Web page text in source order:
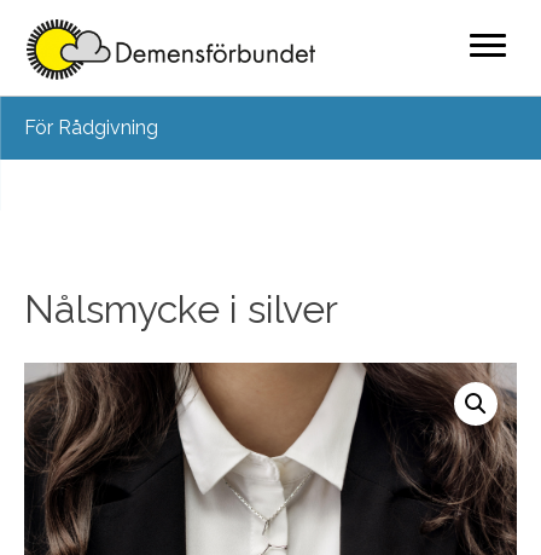
content
För Rådgivning
Nålsmycke i silver